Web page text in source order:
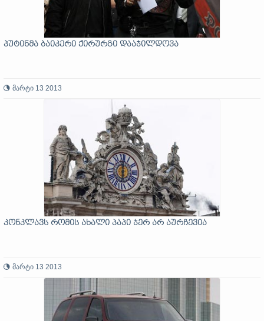
პუტინმა ბაიკერი ქირურგი დააჯილდოვა
მარტი 13 2013
კონკლავს რომის ახალი პაპი ჯერ არ აურჩევია
მარტი 13 2013